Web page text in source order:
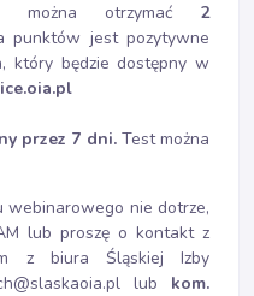
można otrzymać 2
punktów jest pozytywne
który będzie dostępny w
przez 7 dni. Test można
webinarowego nie dotrze,
lub proszę o kontakt z
z biura Śląskiej Izby
lub kom.